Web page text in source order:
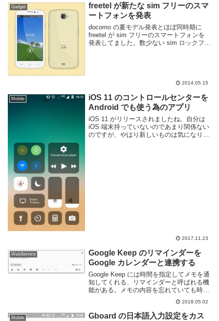
Gadget
freetel が新たな sim フリーのスマ
ートフォンを発表
docomo の夏モデル発表とほぼ同時期に
freetel が sim フリーのスマートフォンを
発表してました。数少ない sim ロックフリ
2014.05.15
Mobile
iOS 11 のコントロールセンターを
Android でも使う為のアプリ
iOS 11 がリリースされましたね。自分は
iOS 端末持っていないのであまり関係ない
のですが、やはり新しいものは気になりま
2017.11.23
WebService
Google Keep のリマインダーを
Google カレンダーと連携する
Google Keep には時間を指定してメモを通
知してくれる、リマインダーと呼ばれる機
能がある。メモの内容を忘れていても時間
がきたら教えてくれる便利機能だ。このリ
マインダー機能だが、実は Google カレン
ダーと連携する事ができる。早速...
2018.05.02
Mobile
Gboard の日本語入力設定をカス